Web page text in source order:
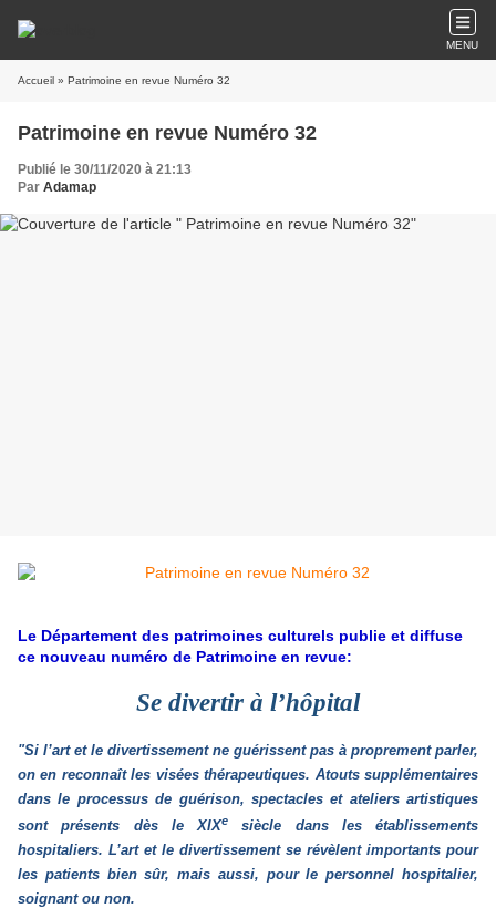
MENU
Accueil » Patrimoine en revue Numéro 32
Patrimoine en revue Numéro 32
Publié le 30/11/2020 à 21:13
Par Adamap
Le Département des patrimoines culturels publie et diffuse
ce nouveau numéro de Patrimoine en revue:
Se divertir à l’hôpital
"Si l’art et le divertissement ne guérissent pas à proprement parler,
on en reconnaît les visées thérapeutiques. Atouts supplémentaires
dans le processus de guérison, spectacles et ateliers artistiques
sont présents dès le XIXe
siècle dans les établissements
hospitaliers. L’art et le divertissement se révèlent importants pour
les patients bien sûr, mais aussi, pour le personnel hospitalier,
soignant ou non.